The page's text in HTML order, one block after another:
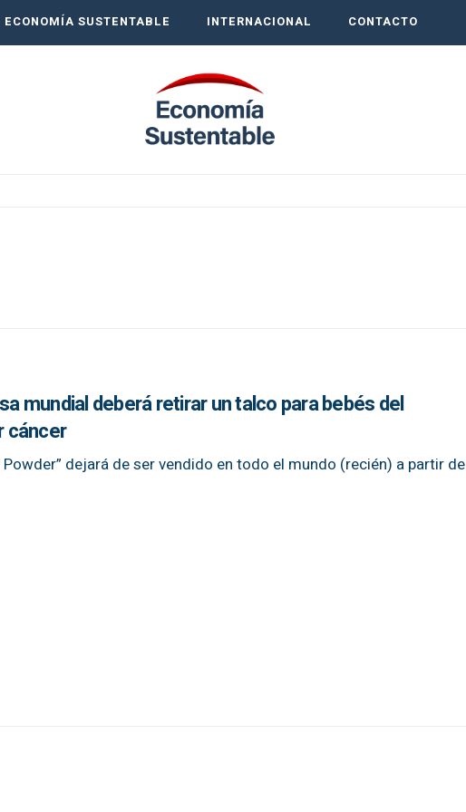
ECONOMÍA SUSTENTABLE INTERNACIONAL CONTACTO
mundial deberá retirar un talco para bebés del
cáncer
Powder” dejará de ser vendido en todo el mundo (recién) a partir de